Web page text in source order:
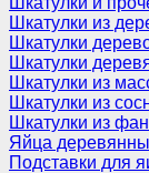
Шкатулки из
Шкатулки
Шкатулки
Шкатулки из
Шкатулки из
Шкатулки из
Яйца
Подставки для